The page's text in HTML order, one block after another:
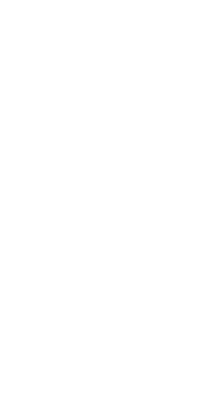
nach §